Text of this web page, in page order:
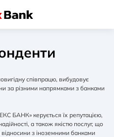
співпрацю, вибудовує
за різними напрямками з банками
БАНК» керується їх репутацією,
а також якістю послуг, що
з іноземними банками